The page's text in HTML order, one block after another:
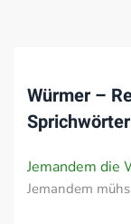
Würmer –
Sprichwörter
Jemandem die
Jemandem